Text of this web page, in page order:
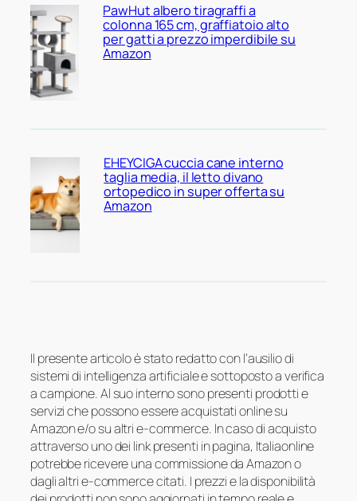
PawHut albero tiragraffi a
colonna 165 cm, graffiatoio alto
per gatti a prezzo imperdibile su
Amazon
EHEYCIGA cuccia cane interno
taglia media, il letto divano
ortopedico in super offerta su
Amazon
Il presente articolo è stato redatto con l’ausilio di
sistemi di intelligenza artificiale e sottoposto a verifica
a campione. Al suo interno sono presenti prodotti e
servizi che possono essere acquistati online su
Amazon e/o su altri e-commerce. In caso di acquisto
attraverso uno dei link presenti in pagina, Italiaonline
potrebbe ricevere una commissione da Amazon o
dagli altri e-commerce citati. I prezzi e la disponibilità